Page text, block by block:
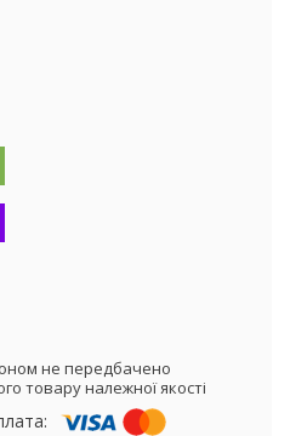
не передбачено
товару належної якості